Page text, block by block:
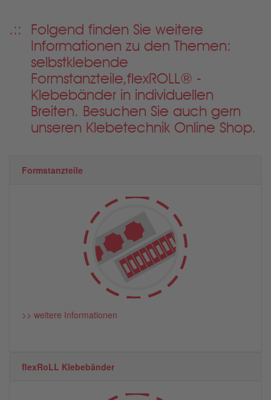
Folgend finden Sie weitere
Informationen zu den Themen:
selbstklebende
Formstanzteile,flexROLL® -
Klebebänder in individuellen
Breiten. Besuchen Sie auch gern
unseren Klebetechnik Online Shop.
Formstanzteile
>> weitere Informationen
flexRoLL Klebebänder